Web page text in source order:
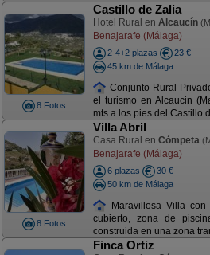
8 Fotos
Castillo de Zalia
Hotel Rural en Alcaucín
Benajarafe (Málaga)
2-4+2 plazas
23 €
45 km de Málaga
Conjunto Rural
el turismo en Alcaucin
mts a los pies del Castillo
8 Fotos
Villa Abril
Casa Rural en Cómpeta
Benajarafe (Málaga)
6 plazas
30 €
50 km de Málaga
Maravillosa Villa
cubierto, zona de
construida en una zona
Finca Ortiz